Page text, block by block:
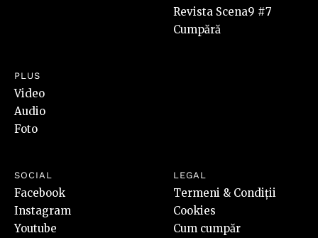
Revista Scena9 #7
Cumpără
PLUS
Video
Audio
Foto
SOCIAL
Facebook
Instagram
Youtube
LEGAL
Termeni & Condiții
Cookies
Cum cumpăr